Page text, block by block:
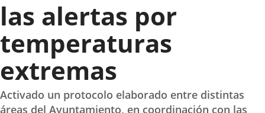
las alertas por
temperaturas
extremas
Activado un protocolo elaborado entre distintas
áreas del Ayuntamiento, en coordinación con las